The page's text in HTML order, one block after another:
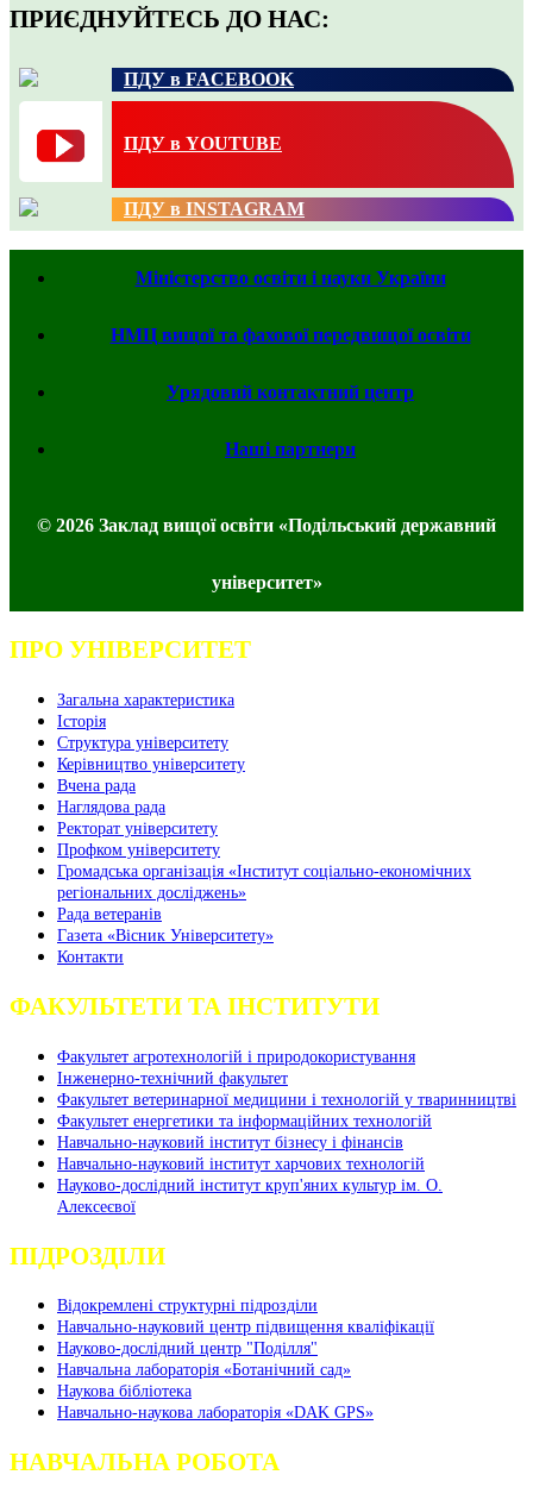
ПРИЄДНУЙТЕСЬ ДО НАС:
ПДУ в FACEBOOK
ПДУ в YOUTUBE
ПДУ в INSTAGRAM
Міністерство освіти і науки України
НМЦ вищої та фахової передвищої освіти
Урядовий контактний центр
Наші партнери
© 2026 Заклад вищої освіти «Подільський державний
університет»
ПРО УНІВЕРСИТЕТ
Загальна характеристика
Історія
Структура університету
Керівництво університету
Вчена рада
Наглядова рада
Ректорат університету
Профком університету
Громадська організація «Інститут соціально-економічних
регіональних досліджень»
Рада ветеранів
Газета «Вісник Університету»
Контакти
ФАКУЛЬТЕТИ ТА ІНСТИТУТИ
Факультет агротехнологій і природокористування
Інженерно-технічний факультет
Факультет ветеринарної медицини і технологій у тваринництві
Факультет енергетики та інформаційних технологій
Навчально-науковий інститут бізнесу і фінансів
Навчально-науковий інститут харчових технологій
Науково-дослідний інститут круп'яних культур ім. О.
Алексеєвої
ПІДРОЗДІЛИ
Відокремлені структурні підрозділи
Навчально-науковий центр підвищення кваліфікації
Науково-дослідний центр "Поділля"
Навчальна лабораторія «Ботанічний сад»
Наукова бібліотека
Навчально-наукова лабораторія «DAK GPS»
НАВЧАЛЬНА РОБОТА